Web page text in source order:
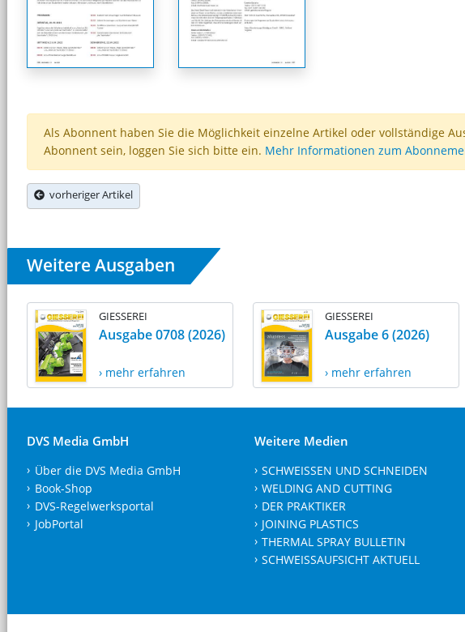
Als Abonnent haben Sie die Möglichkeit einzelne Artikel oder vollständige
Abonnent sein, loggen Sie sich bitte ein. Mehr Informationen zum
vorheriger Artikel
Weitere Ausgaben
GIESSEREI
Ausgabe 0708 (2026)
› mehr erfahren
GIESSEREI
Ausgabe 6 (2026)
› mehr erfahren
DVS Media GmbH
Über die DVS Media GmbH
Book-Shop
DVS-Regelwerksportal
JobPortal
Weitere Medien
SCHWEISSEN UND SCHNEIDEN
WELDING AND CUTTING
DER PRAKTIKER
JOINING PLASTICS
THERMAL SPRAY BULLETIN
SCHWEISSAUFSICHT AKTUELL